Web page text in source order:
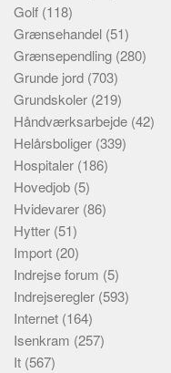
Golf (118)
Grænsehandel (51)
Grænsependling (280)
Grunde jord (703)
Grundskoler (219)
Håndværksarbejde (42)
Helårsboliger (339)
Hospitaler (186)
Hovedjob (5)
Hvidevarer (86)
Hytter (51)
Import (20)
Indrejse forum (5)
Indrejseregler (593)
Internet (164)
Isenkram (257)
It (567)